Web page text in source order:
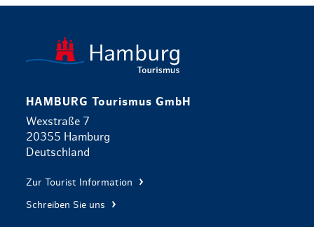
HAMBURG Tourismus GmbH
Wexstraße 7
20355 Hamburg
Deutschland
Zur Tourist Information
Schreiben Sie uns